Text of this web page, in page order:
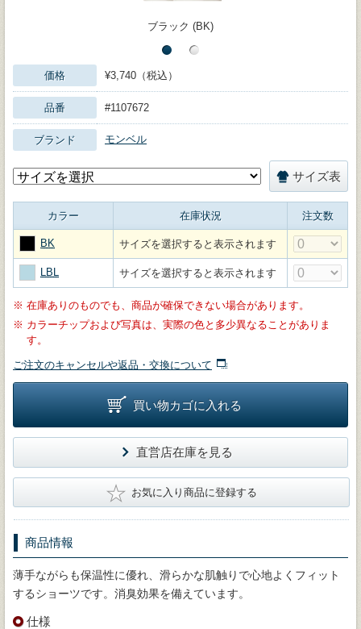
ブラック (BK)
価格 ¥3,740（税込）
品番 #1107672
ブランド モンベル
サイズ表
カラー 在庫状況 注文数
BK サイズを選択すると表示されます
LBL サイズを選択すると表示されます
※ 在庫ありのものでも、商品が確保できない場合があります。
※ カラーチップおよび写真は、実際の色と多少異なることがありま
す。
ご注文のキャンセルや返品・交換について
買い物カゴに入れる
直営店在庫を見る
★ お気に入り商品に登録する
商品情報
薄手ながらも保温性に優れ、滑らかな肌触りで心地よくフィット
するショーツです。消臭効果を備えています。
仕様